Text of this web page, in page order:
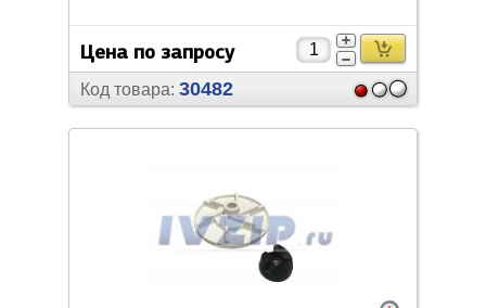
Цена по запросу
Код товара: 30482